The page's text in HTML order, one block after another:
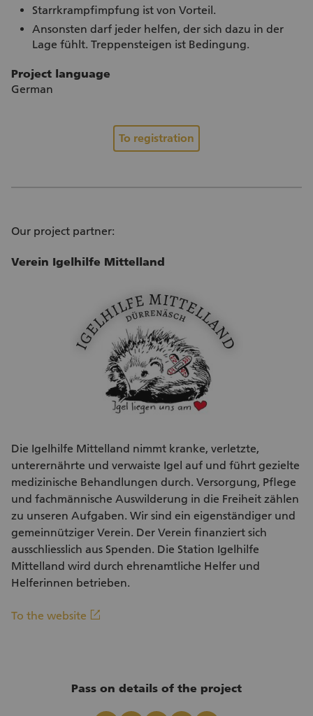
Starrkrampfimpfung ist von Vorteil.
Ansonsten darf jeder helfen, der sich dazu in der
Lage fühlt. Treppensteigen ist Bedingung.
Project language
German
To registration
Our project partner:
Verein Igelhilfe Mittelland
Die Igelhilfe Mittelland nimmt kranke, verletzte,
unterernährte und verwaiste Igel auf und führt gezielte
medizinische Behandlungen durch. Versorgung, Pflege
und fachmännische Auswilderung in die Freiheit zählen
zu unseren Aufgaben. Wir sind ein eigenständiger und
gemeinnütziger Verein. Der Verein finanziert sich
ausschliesslich aus Spenden. Die Station Igelhilfe
Mittelland wird durch ehrenamtliche Helfer und
Helferinnen betrieben.
To the website linkout
Pass on details of the project